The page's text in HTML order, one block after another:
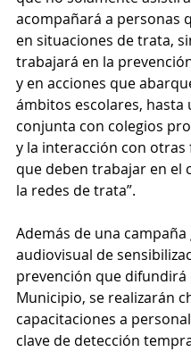
acompañará a personas
en situaciones de trata,
trabajará en la
y en acciones que
ámbitos escolares, hasta
conjunta con colegios
y la interacción con otras
que deben trabajar en el
la redes de trata”.
Además de una campaña
audiovisual de
prevención que difundirá
Municipio, se realizarán
capacitaciones a
clave de detección